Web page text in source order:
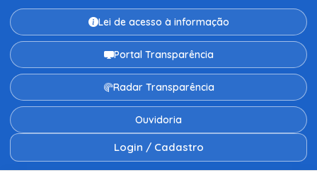
Lei de acesso à informação
Portal Transparência
Radar Transparência
Ouvidoria
Login / Cadastro